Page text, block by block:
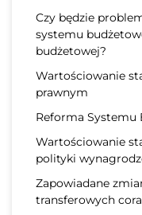
Czy będzie
systemu
budżetowej?
Wartościowanie
prawnym
Reforma Systemu
Wartościowanie
polityki
Zapowiadane
transferowych